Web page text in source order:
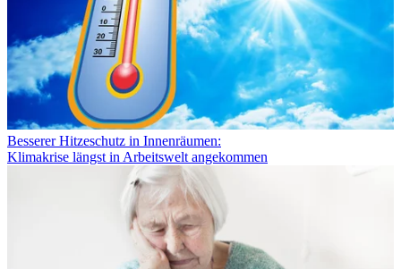
Besserer Hitzeschutz in Innenräumen:
Klimakrise längst in Arbeitswelt angekommen